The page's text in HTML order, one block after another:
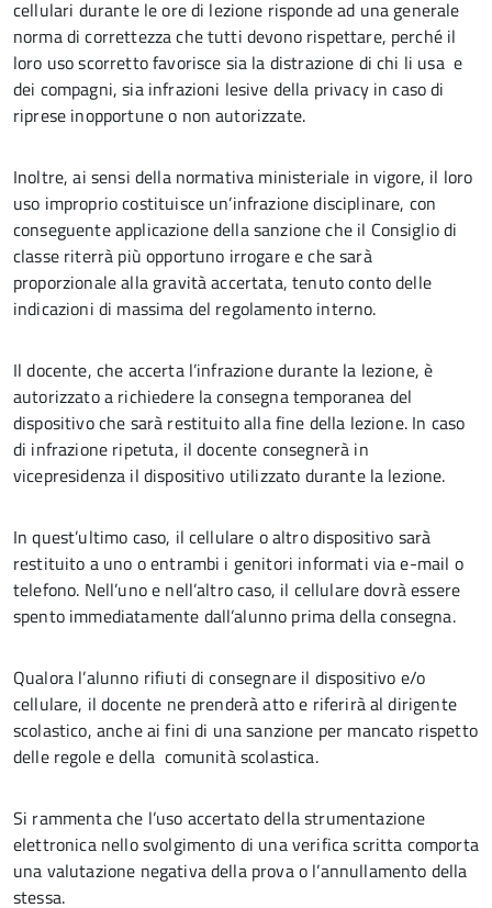
cellulari durante le ore di lezione risponde ad una generale
norma di correttezza che tutti devono rispettare, perché il
loro uso scorretto favorisce sia la distrazione di chi li usa e
dei compagni, sia infrazioni lesive della privacy in caso di
riprese inopportune o non autorizzate.
Inoltre, ai sensi della normativa ministeriale in vigore, il loro
uso improprio costituisce un’infrazione disciplinare, con
conseguente applicazione della sanzione che il Consiglio di
classe riterrà più opportuno irrogare e che sarà
proporzionale alla gravità accertata, tenuto conto delle
indicazioni di massima del regolamento interno.
Il docente, che accerta l’infrazione durante la lezione, è
autorizzato a richiedere la consegna temporanea del
dispositivo che sarà restituito alla fine della lezione. In caso
di infrazione ripetuta, il docente consegnerà in
vicepresidenza il dispositivo utilizzato durante la lezione.
In quest’ultimo caso, il cellulare o altro dispositivo sarà
restituito a uno o entrambi i genitori informati via e-mail o
telefono. Nell’uno e nell’altro caso, il cellulare dovrà essere
spento immediatamente dall’alunno prima della consegna.
Qualora l’alunno rifiuti di consegnare il dispositivo e/o
cellulare, il docente ne prenderà atto e riferirà al dirigente
scolastico, anche ai fini di una sanzione per mancato rispetto
delle regole e della comunità scolastica.
Si rammenta che l’uso accertato della strumentazione
elettronica nello svolgimento di una verifica scritta comporta
una valutazione negativa della prova o l’annullamento della
stessa.